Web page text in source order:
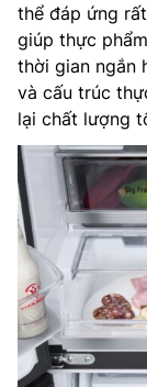
thể đáp ứng
giúp thực
thời gian ngắn
và cấu trúc
lại chất lượng